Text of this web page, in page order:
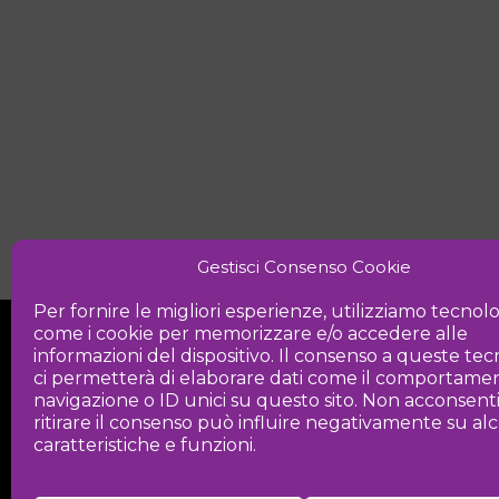
Gestisci Consenso Cookie
Per fornire le migliori esperienze, utilizziamo
come i cookie per memorizzare e/o accedere alle
informazioni del dispositivo. Il consenso a queste
ci permetterà di elaborare dati come il
navigazione o ID unici su questo sito. Non
ritirare il consenso può influire negativamente su
caratteristiche e funzioni.
Iniziativa